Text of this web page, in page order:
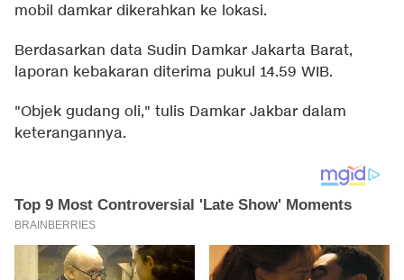
mobil damkar dikerahkan ke lokasi.
Berdasarkan data Sudin Damkar Jakarta Barat,
laporan kebakaran diterima pukul 14.59 WIB.
"Objek gudang oli," tulis Damkar Jakbar dalam
keterangannya.